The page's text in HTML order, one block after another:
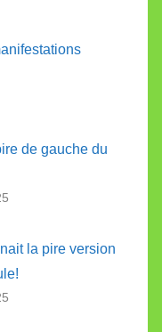
de gauche du
la pire version